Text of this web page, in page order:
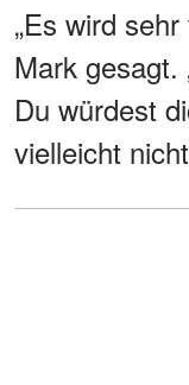
„Es wird
Mark gesagt.
Du würdest
vielleicht